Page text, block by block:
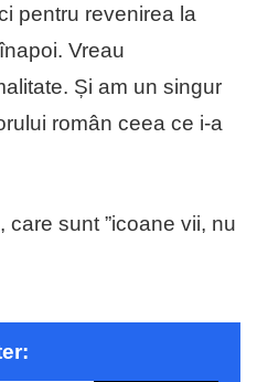
pentru revenirea la
Vreau
Și am un singur
român ceea ce i-a
care sunt ”icoane vii, nu